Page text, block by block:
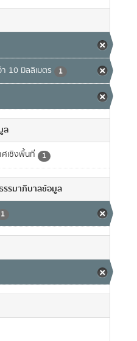
10 มิลลิเมตร 1
ล
เชิงพื้นที่ 1
รมาภิบาลข้อมูล
1